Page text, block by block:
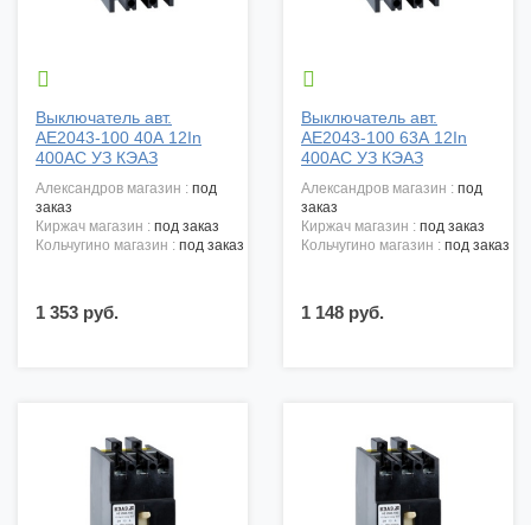

Выключатель авт.
АЕ2043-100 40А 12In
400АС УЗ КЭАЗ
александров магазин : под
заказ
киржач магазин : под заказ
кольчугино магазин : под заказ
1 353 руб.

Выключатель авт.
АЕ2043-100 63А 12In
400АС УЗ КЭАЗ
александров магазин : под
заказ
киржач магазин : под заказ
кольчугино магазин : под заказ
1 148 руб.